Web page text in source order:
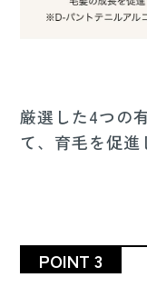
厳選した4つの
て、育毛を促進
POINT 3